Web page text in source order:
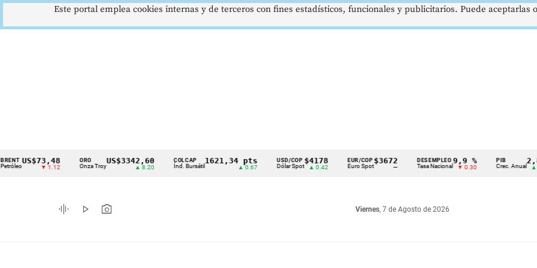
Cintillo
indicadores
económicos
US$73,48
▼ 1.12
ORO
Onza Troy
US$3342,60 COLCAP
Índ. Bursátil
1621,34 pts USD/COP
Dólar Spot
$4178
▲ 0.42
EUR/COP
Euro Spot
$3672
—
DESEMPLEO
Tasa Nacional
9,9 %
▼ 0.30
PIB
Crec. Anual
2,8 %
▲ 0.10
graphic_eq play_arrow photo_camera Viernes, 7 de Agosto de 2026
Este portal emplea cookies internas y de terceros con fines estadísticos, funcionales y publicitarios. Puede aceptarlas